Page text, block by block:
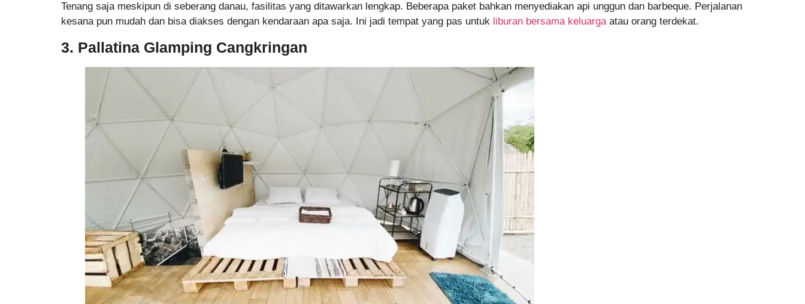
Tenang saja meskipun di seberang danau, fasilitas yang ditawarkan lengkap. Beberapa paket bahkan menyediakan api unggun dan barbeque. Perjalanan
kesana pun mudah dan bisa diakses dengan kendaraan apa saja. Ini jadi tempat yang pas untuk liburan bersama keluargaatau orang terdekat.
3. Pallatina Glamping Cangkringan